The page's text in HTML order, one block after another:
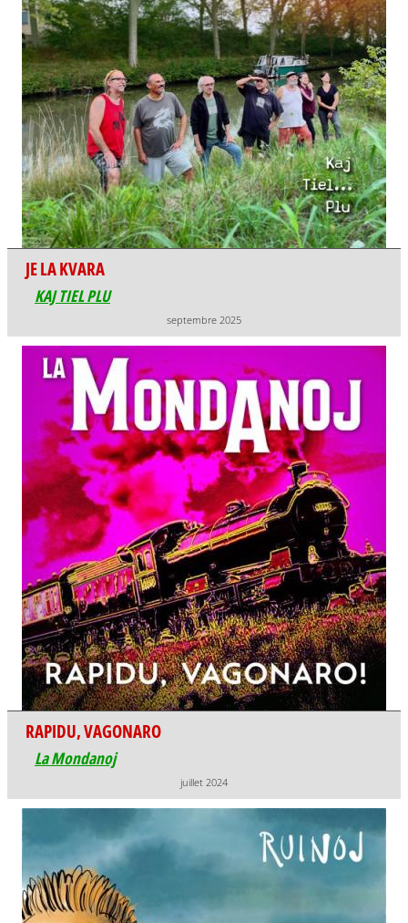
JE LA KVARA
KAJ TIEL PLU
septembre 2025
RAPIDU, VAGONARO
La Mondanoj
juillet 2024